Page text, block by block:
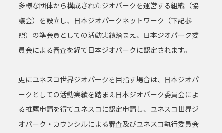
多様な団体から構成されたジオパークを運営する組織（協
議会）を設立し、日本ジオパークネットワーク（下記参
照）の準会員としての活動実績踏まえ、日本ジオパーク委
員会による審査を経て日本ジオパークに認定されます。
更にユネスコ世界ジオパークを目指す場合は、日本ジオパ
ークとしての活動実績を踏まえ日本ジオパーク委員会によ
る推薦申請を得てユネスコに認定申請し、ユネスコ世界ジ
オパーク・カウンシルによる審査及びユネスコ執行委員会